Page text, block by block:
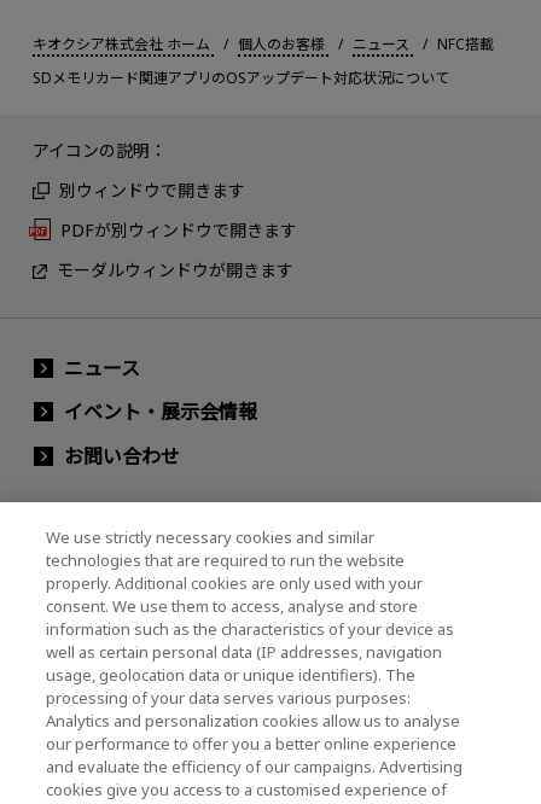
キオクシア株式会社 ホーム 個人のお客様 ニュース
NFC搭載
SDメモリカード関連アプリのOSアップデート対応状況について
アイコンの説明：
別ウィンドウで開きます
PDFが別ウィンドウで開きます
モーダルウィンドウが開きます
ニュース
イベント・展示会情報
お問い合わせ
キオクシアホールディングス株式会社（グルー
プ・IR情報）
キオクシアホールディングス株式会社 ホーム
株主・投資家情報
We use strictly necessary cookies and similar
technologies that are required to run the website
properly. Additional cookies are only used with your
consent. We use them to access, analyse and store
information such as the characteristics of your device as
well as certain personal data (IP addresses, navigation
usage, geolocation data or unique identifiers). The
processing of your data serves various purposes:
Analytics and personalization cookies allow us to analyse
our performance to offer you a better online experience
and evaluate the efficiency of our campaigns. Advertising
cookies give you access to a customised experience of